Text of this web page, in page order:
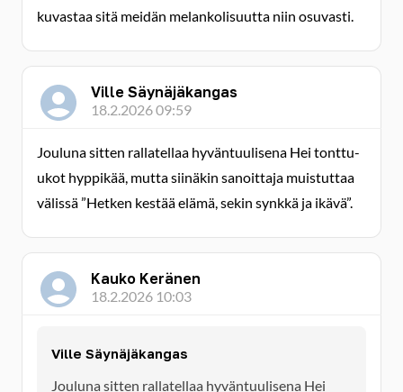
kuvastaa sitä meidän melankolisuutta niin osuvasti.
Ville Säynäjäkangas
18.2.2026 09:59
Jouluna sitten rallatellaa hyväntuulisena Hei tonttu-
ukot hyppikää, mutta siinäkin sanoittaja muistuttaa
välissä ”Hetken kestää elämä, sekin synkkä ja ikävä”.
Kauko Keränen
18.2.2026 10:03
Ville Säynäjäkangas
Jouluna sitten rallatellaa hyväntuulisena Hei